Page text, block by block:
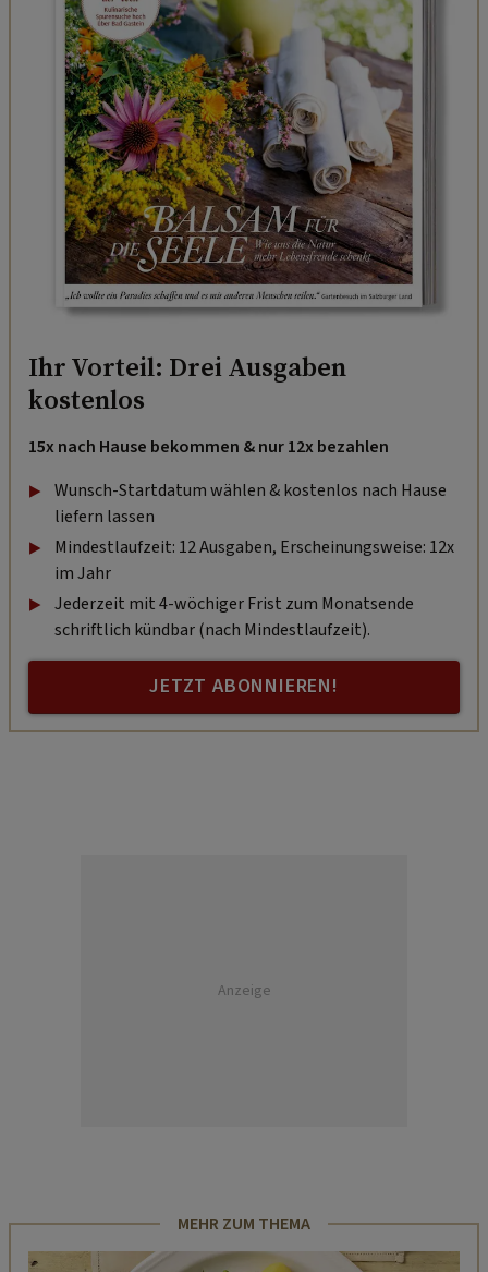
Ihr Vorteil: Drei Ausgaben
kostenlos
15x nach Hause bekommen & nur 12x bezahlen
Wunsch-Startdatum wählen & kostenlos nach Hause
liefern lassen
Mindestlaufzeit: 12 Ausgaben, Erscheinungsweise: 12x
im Jahr
Jederzeit mit 4-wöchiger Frist zum Monatsende
schriftlich kündbar (nach Mindestlaufzeit).
JETZT ABONNIEREN!
Anzeige
MEHR ZUM THEMA